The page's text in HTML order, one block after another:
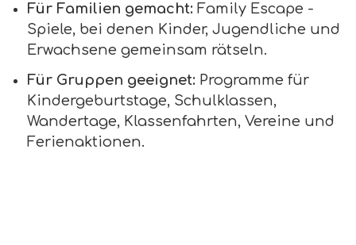
Für Familien gemacht: Family Escape -
Spiele, bei denen Kinder, Jugendliche und
Erwachsene gemeinsam rätseln.
Für Gruppen geeignet: Programme für
Kindergeburtstage, Schulklassen,
Wandertage, Klassenfahrten, Vereine und
Ferienaktionen.